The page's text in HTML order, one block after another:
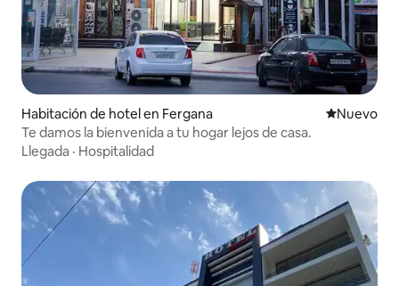
Habitación de hotel en Fergana Nuevo
Nuevo
Te damos la bienvenida a tu hogar lejos de casa.
Llegada · Hospitalidad